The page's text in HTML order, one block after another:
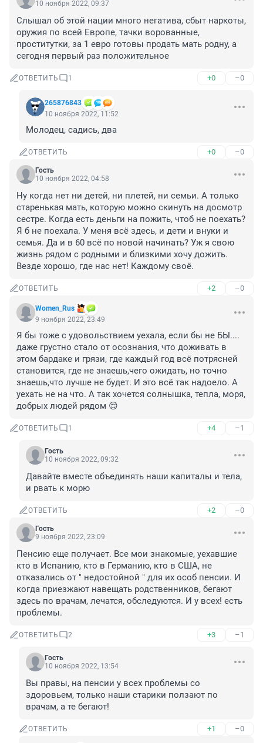
10 ноября 2022, 09:37
Слышал об этой нации много негатива, сбыт наркоты,
оружия по всей Европе, тачки ворованные,
проститутки, за 1 евро готовы продать мать родну, а
сегодня первый раз положительное
ОТВЕТИТЬ 1 +0 –0
265876843
10 ноября 2022, 11:52
Молодец, садись, два
ОТВЕТИТЬ +0 –0
Гость
10 ноября 2022, 04:58
Ну когда нет ни детей, ни плетей, ни семьи. А только
старенькая мать, которую можно скинуть на досмотр
сестре. Когда есть деньги на пожить, чтоб не поехать?
Я б не поехала. У меня всё здесь, и дети и внуки и
семья. Да и в 60 всё по новой начинать? Уж я свою
жизнь рядом с родными и близкими хочу дожить.
Везде хорошо, где нас нет! Каждому своё.
ОТВЕТИТЬ +2 –0
Women_Rus
9 ноября 2022, 23:49
Я бы тоже с удовольствием уехала, если бы не БЫ....
даже грустно стало от осознания, что доживать в
этом бардаке и грязи, где каждый год всё потрясней
становится, где не знаешь,чего ожидать, но точно
знаешь,что лучше не будет. И это всё так надоело. А
уехать не на что. А так хочется солнышка, тепла, моря,
добрых людей рядом 😌
ОТВЕТИТЬ 1 +4 –1
Гость
10 ноября 2022, 09:32
Давайте вместе объединять наши капиталы и тела,
и рвать к морю
ОТВЕТИТЬ +2 –0
Гость
9 ноября 2022, 23:09
Пенсию еще получает. Все мои знакомые, уехавшие
кто в Испанию, кто в Германию, кто в США, не
отказались от " недостойной " для их особ пенсии. И
когда приезжают навещать родственников, бегают
здесь по врачам, лечатся, обследуются. И у всех! есть
проблемы.
ОТВЕТИТЬ 2 +3 –1
Гость
10 ноября 2022, 13:54
Вы правы, на пенсии у всех проблемы со
здоровьем, только наши старики ползают по
врачам, а те бегают!
ОТВЕТИТЬ +1 –0